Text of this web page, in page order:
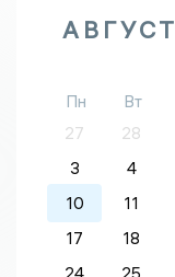
АВГУСТ
Пн Вт
27
28
3
4
10
11
17
18